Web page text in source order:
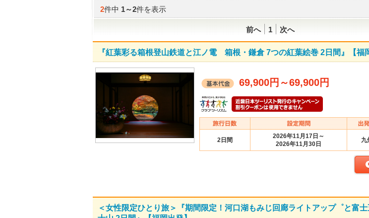
2件中1～2件を表示
前へ 1 次へ
『紅葉彩る箱根登山鉄道と江ノ電 箱根・鎌倉 7つの紅葉絵巻 2日間』【福
69,900円 ～69,900円
2日間
2026年11月17日～
2026年11月30日
九
＜女性限定ひとり旅＞『期間限定！河口湖もみじ回廊ライトアップ゜と富